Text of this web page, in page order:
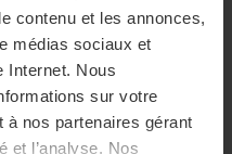
contenu et les annonces,
médias sociaux et
Internet. Nous
sur votre
à nos partenaires gérant
et l’analyse. Nos